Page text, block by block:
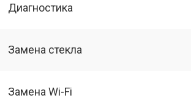
Диагностика
Замена стекла
Замена Wi-Fi